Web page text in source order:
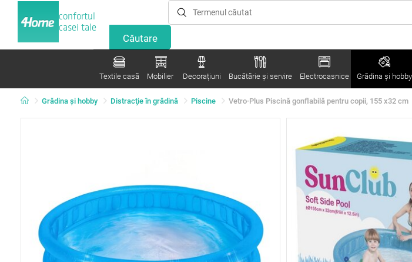
confortul
casei tale
Textile casă Mobilier Decorațiuni Bucătărie și servire Electrocasnice Grădina şi hobby
Grădina şi hobby Distracţie în grădină Piscine Vetro-Plus Piscină gonflabilă pentru copii, 155 x32 cm